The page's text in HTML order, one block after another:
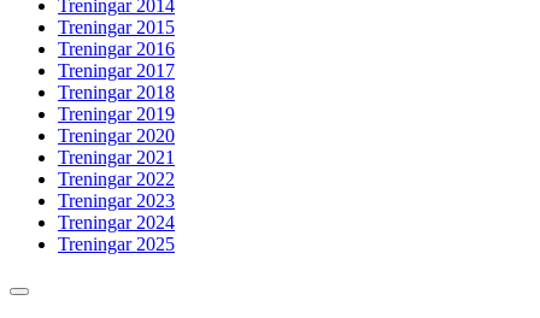
Treningar 2014
Treningar 2015
Treningar 2016
Treningar 2017
Treningar 2018
Treningar 2019
Treningar 2020
Treningar 2021
Treningar 2022
Treningar 2023
Treningar 2024
Treningar 2025